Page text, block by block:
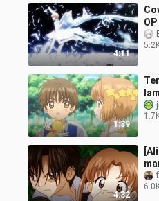
4:11
1:39
4:32